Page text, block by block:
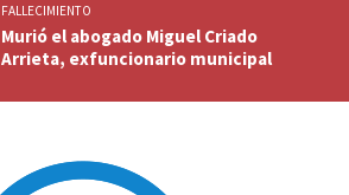
FALLECIMIENTO
Murió el abogado Miguel Criado
Arrieta, exfuncionario municipal